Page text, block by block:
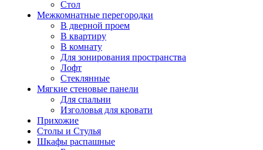
Стол
Межкомнатные перегородки
В дверной проем
В квартиру
В комнату
Для зонирования пространства
Лофт
Стеклянные
Мягкие стеновые панели
Для спальни
Изголовья для кровати
Прихожие
Столы и Стулья
Шкафы распашные